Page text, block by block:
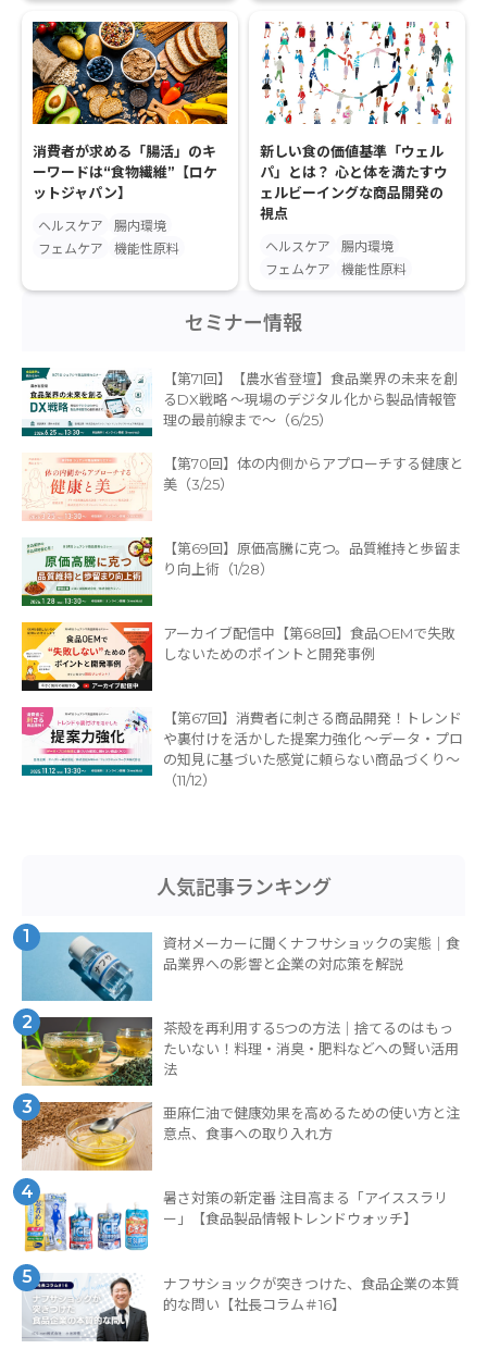
消費者が求める「腸活」のキ
ーワードは“食物繊維”【ロケ
ットジャパン】
ヘルスケア
腸内環境
フェムケア
機能性原料
新しい食の価値基準「ウェル
パ」とは？ 心と体を満たすウ
ェルビーイングな商品開発の
視点
ヘルスケア
腸内環境
フェムケア
機能性原料
セミナー情報
【第71回】【農水省登壇】食品業界の未来を創
るDX戦略 〜現場のデジタル化から製品情報管
理の最前線まで〜（6/25）
【第70回】体の内側からアプローチする健康と
美（3/25）
【第69回】原価高騰に克つ。品質維持と歩留ま
り向上術（1/28）
アーカイブ配信中【第68回】食品OEMで失敗
しないためのポイントと開発事例
【第67回】消費者に刺さる商品開発！トレンド
や裏付けを活かした提案力強化 ～データ・プロ
の知見に基づいた感覚に頼らない商品づくり～
（11/12）
人気記事ランキング
1
資材メーカーに聞くナフサショックの実態｜食
品業界への影響と企業の対応策を解説
2
茶殻を再利用する5つの方法｜捨てるのはもっ
たいない！料理・消臭・肥料などへの賢い活用
法
3
亜麻仁油で健康効果を高めるための使い方と注
意点、食事への取り入れ方
4
暑さ対策の新定番 注目高まる「アイススラリ
ー」【食品製品情報トレンドウォッチ】
5
ナフサショックが突きつけた、食品企業の本質
的な問い【社長コラム＃16】